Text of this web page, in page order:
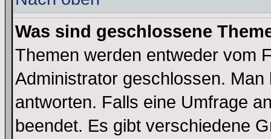
Was sind geschlossene
Themen werden entweder vom
Administrator geschlossen.
antworten. Falls eine Umfrage
beendet. Es gibt verschiedene